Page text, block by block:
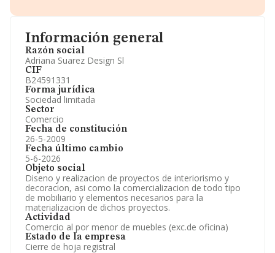
Información general
Razón social
Adriana Suarez Design Sl
CIF
B24591331
Forma jurídica
Sociedad limitada
Sector
Comercio
Fecha de constitución
26-5-2009
Fecha último cambio
5-6-2026
Objeto social
Diseno y realizacion de proyectos de interiorismo y
decoracion, asi como la comercializacion de todo tipo
de mobiliario y elementos necesarios para la
materializacion de dichos proyectos.
Actividad
Comercio al por menor de muebles (exc.de oficina)
Estado de la empresa
Cierre de hoja registral
Información oficial y registral complementaria.